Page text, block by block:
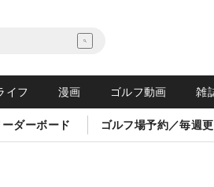
イフ 漫画 ゴルフ動画 雑
ダーボード ゴルフ場予約／毎週